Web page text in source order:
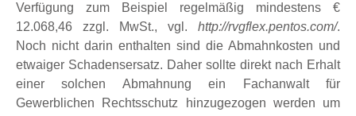
Verfügung zum Beispiel regelmäßig mindestens €
12.068,46 zzgl. MwSt., vgl. http://rvgflex.pentos.com/.
Noch nicht darin enthalten sind die Abmahnkosten und
etwaiger Schadensersatz. Daher sollte direkt nach Erhalt
einer solchen Abmahnung ein Fachanwalt für
Gewerblichen Rechtsschutz hinzugezogen werden um